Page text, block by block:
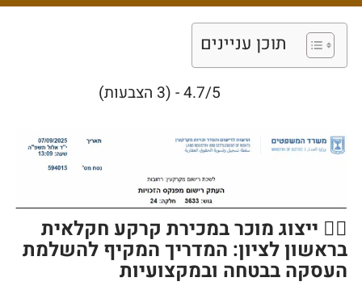
בבטחה ובמקצועיות
תוכן עניינים
4.7/5 - (3 הצבעות)
👨‍⚖️ ייצוג מוכר במכירת קרקע חקלאית
בראשון לציון: המדריך המקיף להשלמת
העסקה בבטחה ובמקצועיות